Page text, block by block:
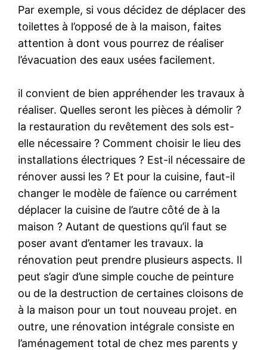
Par exemple, si vous décidez de déplacer des
toilettes à l’opposé de à la maison, faites
attention à dont vous pourrez de réaliser
l’évacuation des eaux usées facilement.
il convient de bien appréhender les travaux à
réaliser. Quelles seront les pièces à démolir ?
la restauration du revêtement des sols est-
elle nécessaire ? Comment choisir le lieu des
installations électriques ? Est-il nécessaire de
rénover aussi les ? Et pour la cuisine, faut-il
changer le modèle de faïence ou carrément
déplacer la cuisine de l’autre côté de à la
maison ? Autant de questions qu’il faut se
poser avant d’entamer les travaux. la
rénovation peut prendre plusieurs aspects. Il
peut s’agir d’une simple couche de peinture
ou de la destruction de certaines cloisons de
à la maison pour un tout nouveau projet. en
outre, une rénovation intégrale consiste en
l’aménagement total de chez mes parents y